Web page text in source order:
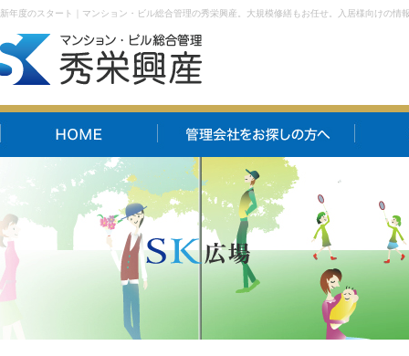
新年度のスタート｜マンション・ビル総合管理の秀栄興産。大規模修繕もお任せ。入居様向けの情